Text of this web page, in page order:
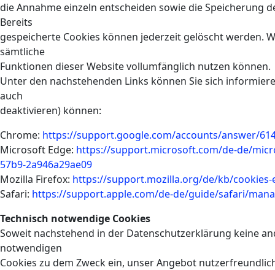
die Annahme einzeln entscheiden sowie die
Bereits
gespeicherte Cookies können jederzeit gelöscht werden.
sämtliche
Funktionen dieser Website vollumfänglich nutzen können.
Unter den nachstehenden Links können Sie sich
auch
deaktivieren) können:
Chrome: https://support.google.com/accounts/answer/
Microsoft Edge: https://support.microsoft.com/de-de/
57b9-2a946a29ae09
Mozilla Firefox: https://support.mozilla.org/de/kb/cookies-
Safari: https://support.apple.com/de-de/guide/safari/
Technisch notwendige Cookies
Soweit nachstehend in der Datenschutzerklärung keine
notwendigen
Cookies zu dem Zweck ein, unser Angebot